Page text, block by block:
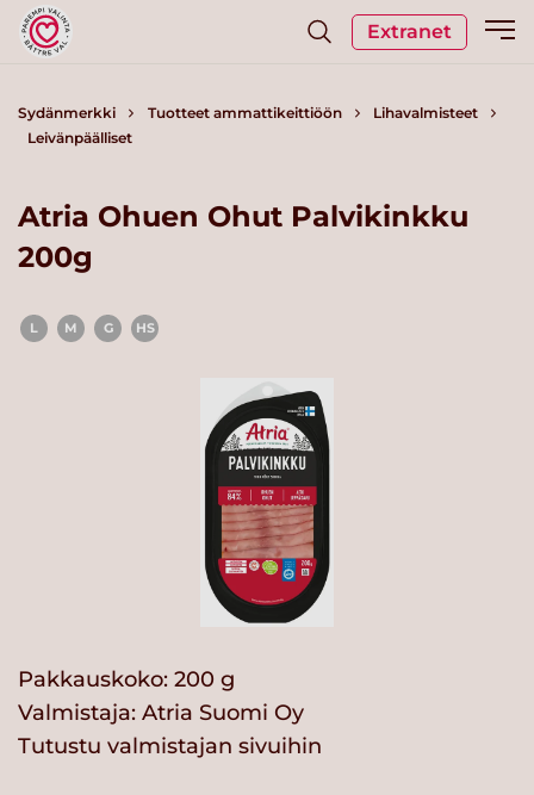
Extranet
Sydänmerkki Tuotteet ammattikeittiöön
Lihavalmisteet
Leivänpäälliset
Atria Ohuen Ohut Palvikinkku
200g
L M G HS
Pakkauskoko: 200 g
Valmistaja: Atria Suomi Oy
Tutustu valmistajan sivuihin